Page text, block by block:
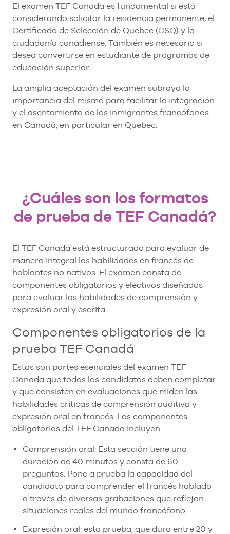
El examen TEF Canada es fundamental si está
considerando solicitar la residencia permanente, el
Certificado de Selección de Quebec (CSQ) y la
ciudadanía canadiense. También es necesario si
desea convertirse en estudiante de programas de
educación superior.
La amplia aceptación del examen subraya la
importancia del mismo para facilitar la integración
y el asentamiento de los inmigrantes francófonos
en Canadá, en particular en Quebec.
¿Cuáles son los formatos
de prueba de TEF Canadá?
El TEF Canada está estructurado para evaluar de
manera integral las habilidades en francés de
hablantes no nativos. El examen consta de
componentes obligatorios y electivos diseñados
para evaluar las habilidades de comprensión y
expresión oral y escrita.
Componentes obligatorios de la
prueba TEF Canadá
Estas son partes esenciales del examen TEF
Canada que todos los candidatos deben completar
y que consisten en evaluaciones que miden las
habilidades críticas de comprensión auditiva y
expresión oral en francés. Los componentes
obligatorios del TEF Canada incluyen:
Comprensión oral: Esta sección tiene una
duración de 40 minutos y consta de 60
preguntas. Pone a prueba la capacidad del
candidato para comprender el francés hablado
a través de diversas grabaciones que reflejan
situaciones reales del mundo francófono.
Expresión oral: esta prueba, que dura entre 20 y